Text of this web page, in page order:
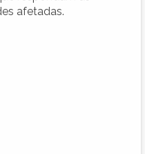
afetadas.